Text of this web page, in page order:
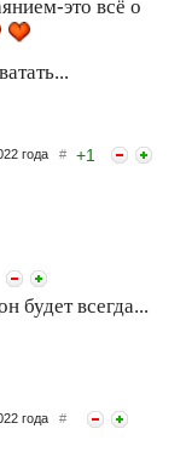
тройкуэто всё о
года # +1
будет всегда...
года #